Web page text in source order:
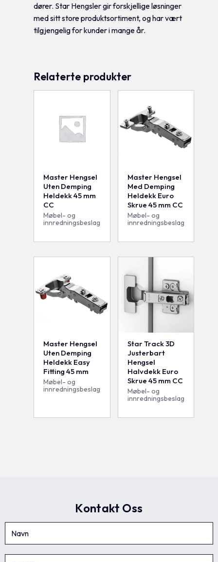
dører. Star Hengsler gir forskjellige løsninger
med sitt store produktsortiment, og har vært
tilgjengelig for kunder i mange år.
Relaterte produkter
Master Hengsel
Uten Demping
Heldekk 45 mm
CC
Møbel- og
innredningsbeslag
Master Hengsel
Med Demping
Heldekk Euro
Skrue 45 mm CC
Møbel- og
innredningsbeslag
Master Hengsel
Uten Demping
Heldekk Easy
Fitting 45 mm
Møbel- og
innredningsbeslag
Star Track 3D
Justerbart
Hengsel
Halvdekk Euro
Skrue 45 mm CC
Møbel- og
innredningsbeslag
Kontakt Oss